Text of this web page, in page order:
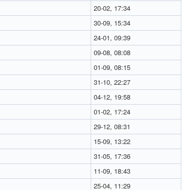
20-02, 17:34
30-09, 15:34
24-01, 09:39
09-08, 08:08
01-09, 08:15
31-10, 22:27
04-12, 19:58
01-02, 17:24
29-12, 08:31
15-09, 13:22
31-05, 17:36
11-09, 18:43
25-04, 11:29